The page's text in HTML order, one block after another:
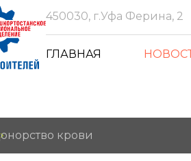
450030, г.Уфа Ферина, 2
ГЛАВНАЯ
крови